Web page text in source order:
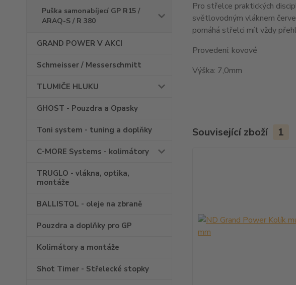
Puška samonabíjecí GP R15 /
ARAQ-S / R 380
GRAND POWER V AKCI
Schmeisser / Messerschmitt
TLUMIČE HLUKU
GHOST - Pouzdra a Opasky
Toni system - tuning a doplňky
C-MORE Systems - kolimátory
TRUGLO - vlákna, optika,
montáže
BALLISTOL - oleje na zbraně
Pouzdra a doplňky pro GP
Kolimátory a montáže
Shot Timer - Střelecké stopky
Pro střelce praktických
světlovodným vláknem
pomáhá střelci mít vždy
Provedení: kovové
Výška: 7,0mm
Související zboží 1